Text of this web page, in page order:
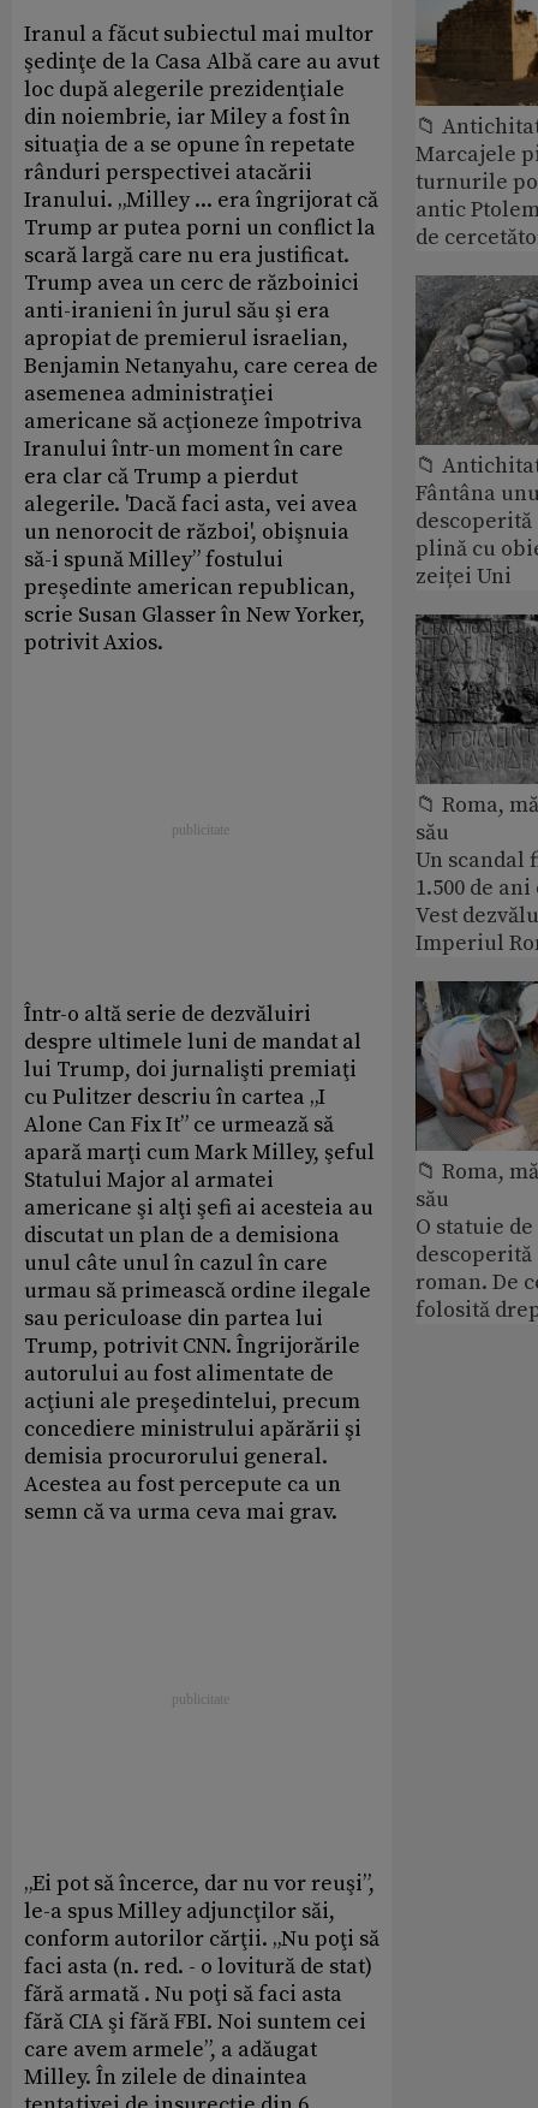
Iranul a făcut subiectul mai multor
şedinţe de la Casa Albă care au avut
loc după alegerile prezidenţiale
din noiembrie, iar Miley a fost în
situaţia de a se opune în repetate
rânduri perspectivei atacării
Iranului. „Milley ... era îngrijorat că
Trump ar putea porni un conflict la
scară largă care nu era justificat.
Trump avea un cerc de războinici
anti-iranieni în jurul său şi era
apropiat de premierul israelian,
Benjamin Netanyahu, care cerea de
asemenea administraţiei
americane să acţioneze împotriva
Iranului într-un moment în care
era clar că Trump a pierdut
alegerile. 'Dacă faci asta, vei avea
un nenorocit de război', obişnuia
să-i spună Milley” fostului
preşedinte american republican,
scrie Susan Glasser în New Yorker,
potrivit Axios.
Într-o altă serie de dezvăluiri
despre ultimele luni de mandat al
lui Trump, doi jurnalişti premiaţi
cu Pulitzer descriu în cartea „I
Alone Can Fix It” ce urmează să
apară marţi cum Mark Milley, şeful
Statului Major al armatei
americane şi alţi şefi ai acesteia au
discutat un plan de a demisiona
unul câte unul în cazul în care
urmau să primească ordine ilegale
sau periculoase din partea lui
Trump, potrivit CNN. Îngrijorările
autorului au fost alimentate de
acţiuni ale preşedintelui, precum
concediere ministrului apărării şi
demisia procurorului general.
Acestea au fost percepute ca un
semn că va urma ceva mai grav.
„Ei pot să încerce, dar nu vor reuşi”,
le-a spus Milley adjuncţilor săi,
conform autorilor cărţii. „Nu poţi să
faci asta (n. red. - o lovitură de stat)
fără armată . Nu poţi să faci asta
fără CIA şi fără FBI. Noi suntem cei
care avem armele”, a adăugat
Milley. În zilele de dinaintea
📁
Marcajele
turnurile
antic
de
📁
Fântâna
plină cu
zeiței Uni
📁 Roma,
său
Un scandal
1.500 de
Vest
Imperiul
📁 Roma,
său
O statuie
roman. De
folosită